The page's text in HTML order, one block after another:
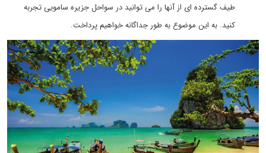
طیف گسترده ای از آنها را می توانید در سواحل جزیره سامویی تجربه
کنید. به این موضوع به طور جداگانه خواهیم پرداخت.